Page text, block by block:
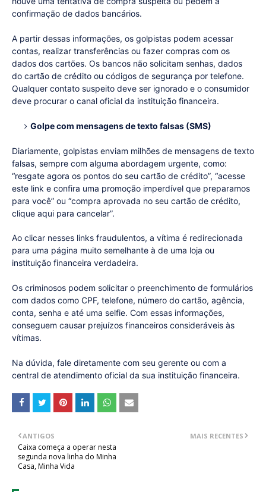
confirmação de dados bancários.
A partir dessas informações, os golpistas podem acessar
contas, realizar transferências ou fazer compras com os
dados dos cartões. Os bancos não solicitam senhas, dados
do cartão de crédito ou códigos de segurança por telefone.
Qualquer contato suspeito deve ser ignorado e o consumidor
deve procurar o canal oficial da instituição financeira.
Golpe com mensagens de texto falsas (SMS)
Diariamente, golpistas enviam milhões de mensagens de texto
falsas, sempre com alguma abordagem urgente, como:
“resgate agora os pontos do seu cartão de crédito”, “acesse
este link e confira uma promoção imperdível que preparamos
para você” ou “compra aprovada no seu cartão de crédito,
clique aqui para cancelar”.
Ao clicar nesses links fraudulentos, a vítima é redirecionada
para uma página muito semelhante à de uma loja ou
instituição financeira verdadeira.
Os criminosos podem solicitar o preenchimento de formulários
com dados como CPF, telefone, número do cartão, agência,
conta, senha e até uma selfie. Com essas informações,
conseguem causar prejuízos financeiros consideráveis às
vítimas.
Na dúvida, fale diretamente com seu gerente ou com a
central de atendimento oficial da sua instituição financeira.
MAIS RECENTES
ANTIGOS
Caixa começa a operar nesta
segunda nova linha do Minha
Casa, Minha Vida